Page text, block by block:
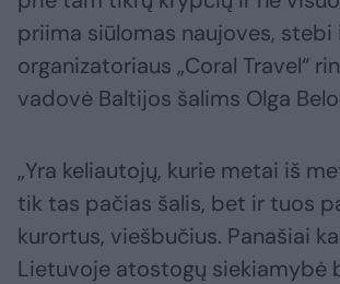
priima siūlomas naujoves, stebi
organizatoriaus „Coral Travel“
vadovė Baltijos šalims Olga
„Yra keliautojų, kurie metai iš
tik tas pačias šalis, bet ir tuos
kurortus, viešbučius. Panašiai
Lietuvoje atostogų siekiamybė